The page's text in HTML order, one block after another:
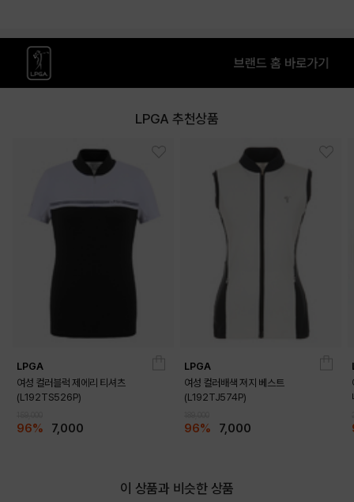
LPGA 추천상품
LPGA
여성 컬러블럭 제에리 티셔츠
(L192TS526P)
96% 7,000
LPGA
여성 컬러배색 져지 베스트
(L192TJ574P)
96% 7,000
이 상품과 비슷한 상품